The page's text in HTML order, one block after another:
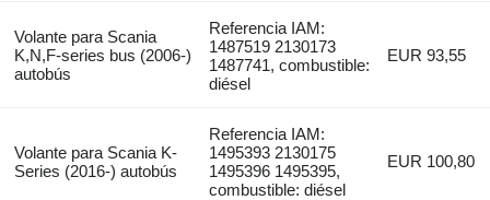
Volante para Scania
K,N,F-series bus (2006-)
autobús
Referencia IAM:
1487519 2130173
1487741, combustible:
diésel
EUR 93,55
Volante para Scania K-
Series (2016-) autobús
Referencia IAM:
1495393 2130175
1495396 1495395,
combustible: diésel
EUR 100,80